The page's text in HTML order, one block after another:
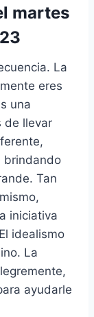
martes
La
eres
una
de llevar
brindando
Tan
iniciativa
idealismo
La
ayudarle